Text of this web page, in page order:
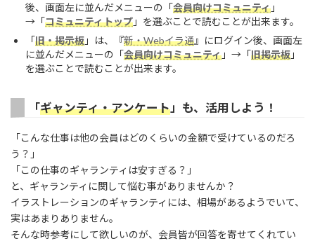
後、画面左に並んだメニューの「会員向けコミュニティ 」
→「コミュニティトップ 」を選ぶことで読むことが出来ます。
「旧・掲示板 」は、『新・Webイラ通』にログイン後、画面左
に並んだメニューの「会員向けコミュニティ 」→「旧掲示板 」
を選ぶことで読むことが出来ます。
「ギャンティ・アンケート」も、活用しよう！
「こんな仕事は他の会員はどのくらいの金額で受けているのだろ
う？」
「この仕事のギャランティは安すぎる？」
と、ギャランティに関して悩む事がありませんか？
イラストレーションのギャランティには、相場があるようでいて、
実はあまりありません。
そんな時参考にして欲しいのが、会員皆が回答を寄せてくれてい